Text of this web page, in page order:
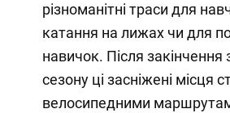
різноманітні траси для
катання на лижах чи для
навичок. Після закінчення
сезону ці засніжені місця
велосипедними